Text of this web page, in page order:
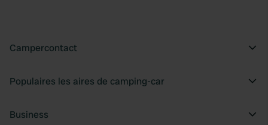
Campercontact
Populaires les aires de camping-car
Business